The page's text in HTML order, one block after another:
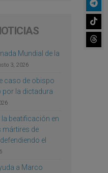
Mundial de la
3, 2026
caso de obispo
la dictadura
beatificación en
mártires de
el
a Marco